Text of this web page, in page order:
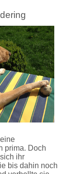
prima. Doch
ihr
bis dahin noch